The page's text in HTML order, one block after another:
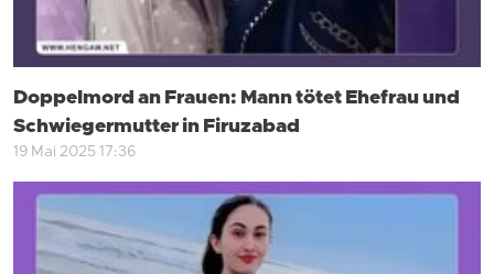
Doppelmord an Frauen: Mann tötet Ehefrau und
Schwiegermutter in Firuzabad
19 Mai 2025 17:36